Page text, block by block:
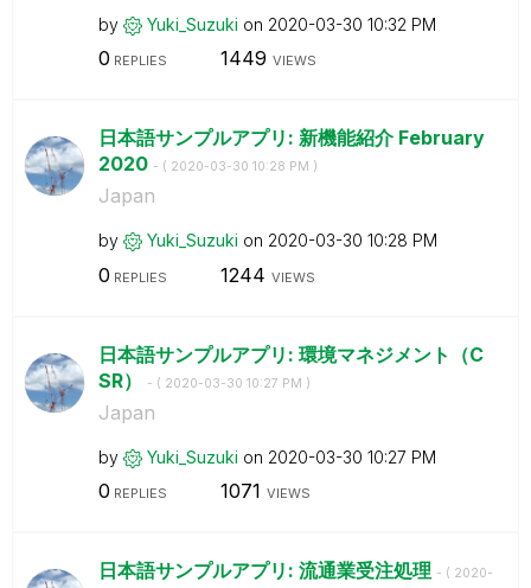
by Yuki_Suzuki on ‎2020-03-30 10:32 PM
0 REPLIES 1449 VIEWS
日本語サンプルアプリ: 新機能紹介 February
2020 - ( ‎2020-03-30 10:28 PM )
Japan
by Yuki_Suzuki on ‎2020-03-30 10:28 PM
0 REPLIES 1244 VIEWS
日本語サンプルアプリ: 環境マネジメント（C
SR）
- ( ‎2020-03-30 10:27 PM )
Japan
by Yuki_Suzuki on ‎2020-03-30 10:27 PM
0 REPLIES 1071 VIEWS
日本語サンプルアプリ: 流通業受注処理 - ( ‎2020-